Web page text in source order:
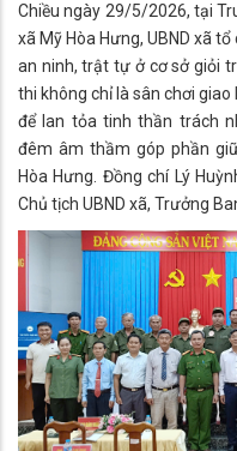
Chiều ngày 29/5/2026, tại
xã Mỹ Hòa Hưng, UBND xã
an ninh, trật tự ở cơ sở giỏi
thi không chỉ là sân chơi
để lan tỏa tinh thần trách
đêm âm thầm góp phần
Hòa Hưng. Đồng chí Lý
Chủ tịch UBND xã, Trưởng